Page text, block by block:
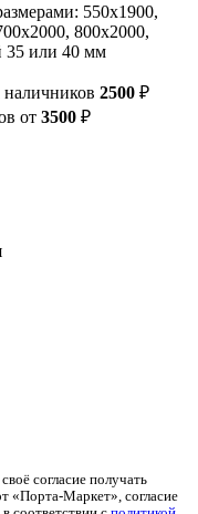
550х1900,
800х2000,
35 или 40 мм
наличников 2500 ₽
от 3500 ₽
согласие получать
«Порта-Маркет», согласие